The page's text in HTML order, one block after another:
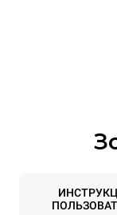
10
Расстояние